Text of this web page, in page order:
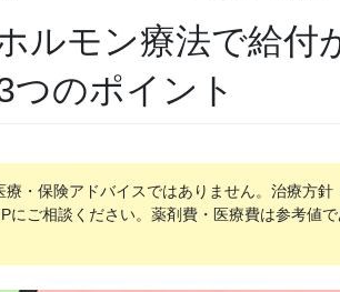
ルモン療法で給付
つのポイント
・保険アドバイスではありません。治療方針
ご相談ください。薬剤費・医療費は参考値で